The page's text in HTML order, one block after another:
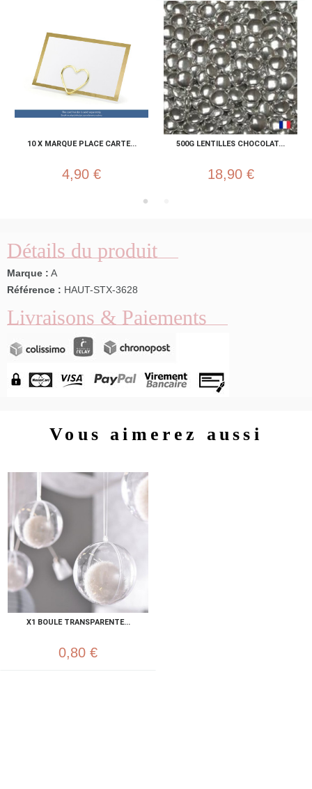
10 X MARQUE PLACE CARTE...
4,90 €
500G LENTILLES CHOCOLAT...
18,90 €
Détails du produit
Marque : A
Référence : HAUT-STX-3628
Livraisons & Paiements
Vous aimerez aussi
X1 BOULE TRANSPARENTE...
0,80 €